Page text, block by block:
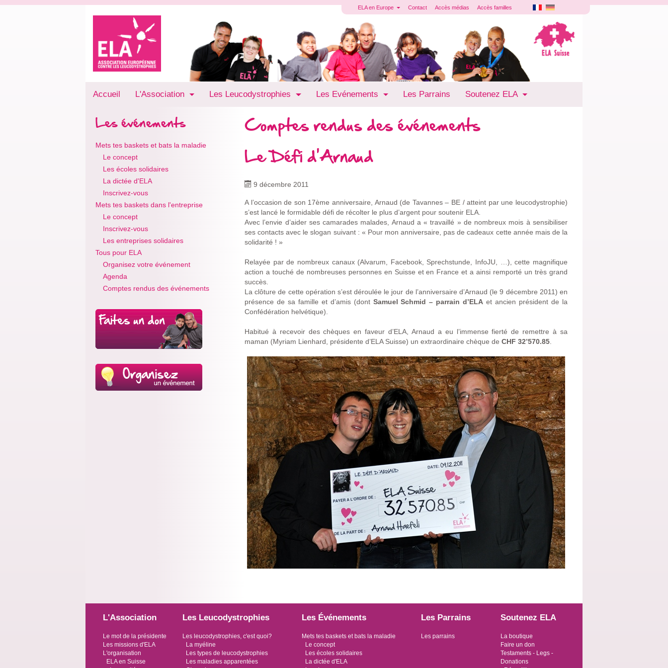
ELA en Europe Contact Accès médias Accès familles
Accueil L'Association Les Leucodystrophies Les Evénements Les Parrains Soutenez ELA
Les événements
Mets tes baskets et bats la maladie
Le concept
Les écoles solidaires
La dictée d'ELA
Inscrivez-vous
Mets tes baskets dans l'entreprise
Le concept
Inscrivez-vous
Les entreprises solidaires
Tous pour ELA
Organisez votre événement
Agenda
Comptes rendus des événements
Comptes rendus des événements
Le Défi d'Arnaud
9 décembre 2011
A l’occasion de son 17ème anniversaire, Arnaud (de Tavannes – BE / atteint par une leucodystrophie)
s’est lancé le formidable défi de récolter le plus d’argent pour soutenir ELA.
Avec l’envie d’aider ses camarades malades, Arnaud a « travaillé » de nombreux mois à sensibiliser
ses contacts avec le slogan suivant : « Pour mon anniversaire, pas de cadeaux cette année mais de la
solidarité ! »
Relayée par de nombreux canaux (Alvarum, Facebook, Sprechstunde, InfoJU, …), cette magnifique
action a touché de nombreuses personnes en Suisse et en France et a ainsi remporté un très grand
succès.
La clôture de cette opération s’est déroulée le jour de l’anniversaire d’Arnaud (le 9 décembre 2011) en
présence de sa famille et d’amis (dont Samuel Schmid – parrain d’ELA et ancien président de la
Confédération helvétique).
Habitué à recevoir des chèques en faveur d’ELA, Arnaud a eu l’immense fierté de remettre à sa
maman (Myriam Lienhard, présidente d’ELA Suisse) un extraordinaire chèque de CHF 32’570.85.
L'Association
Le mot de la présidente
Les missions d'ELA
L'organisation
ELA en Suisse
Les Leucodystrophies
Les leucodystrophies, c'est quoi?
La myéline
Les types de leucodystrophies
Les maladies apparentées
Les Événements
Mets tes baskets et bats la maladie
Le concept
Les écoles solidaires
La dictée d'ELA
Les Parrains
Les parrains
Soutenez ELA
La boutique
Faire un don
Testaments - Legs -
Donations